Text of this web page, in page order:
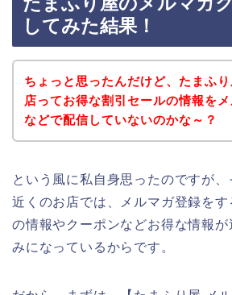
してみた結果！
ちょっと思ったんだけど、たまふ
店ってお得な割引セールの情報を
などで配信していないのかな～？
という風に私自身思ったのですが
近くのお店では、メルマガ登録を
の情報やクーポンなどお得な情報が
みになっているからです。